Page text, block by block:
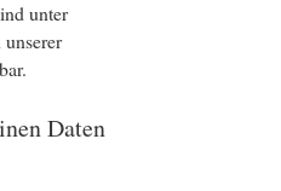
unter
Daten